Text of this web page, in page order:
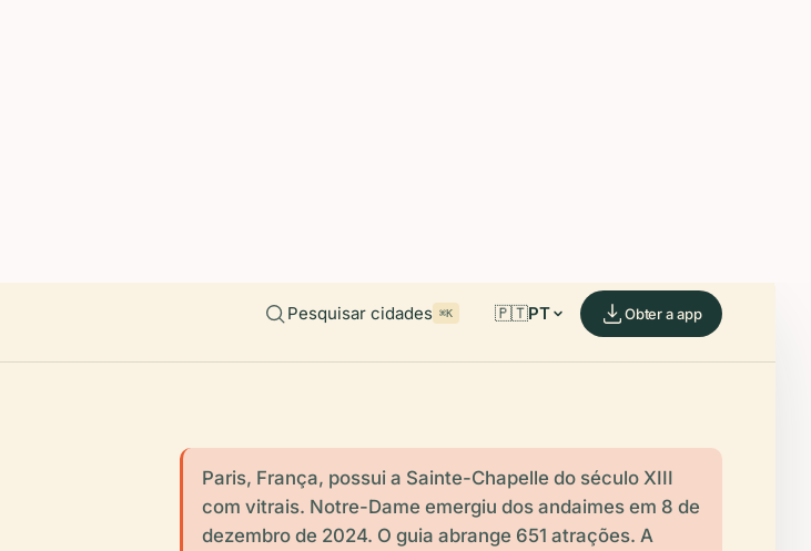
Pesquisar cidades ⌘K 🇵🇹PT Obter a app
Paris, França, possui a Sainte-Chapelle do século XIII
com vitrais. Notre-Dame emergiu dos andaimes em 8 de
dezembro de 2024. O guia abrange 651 atrações. A